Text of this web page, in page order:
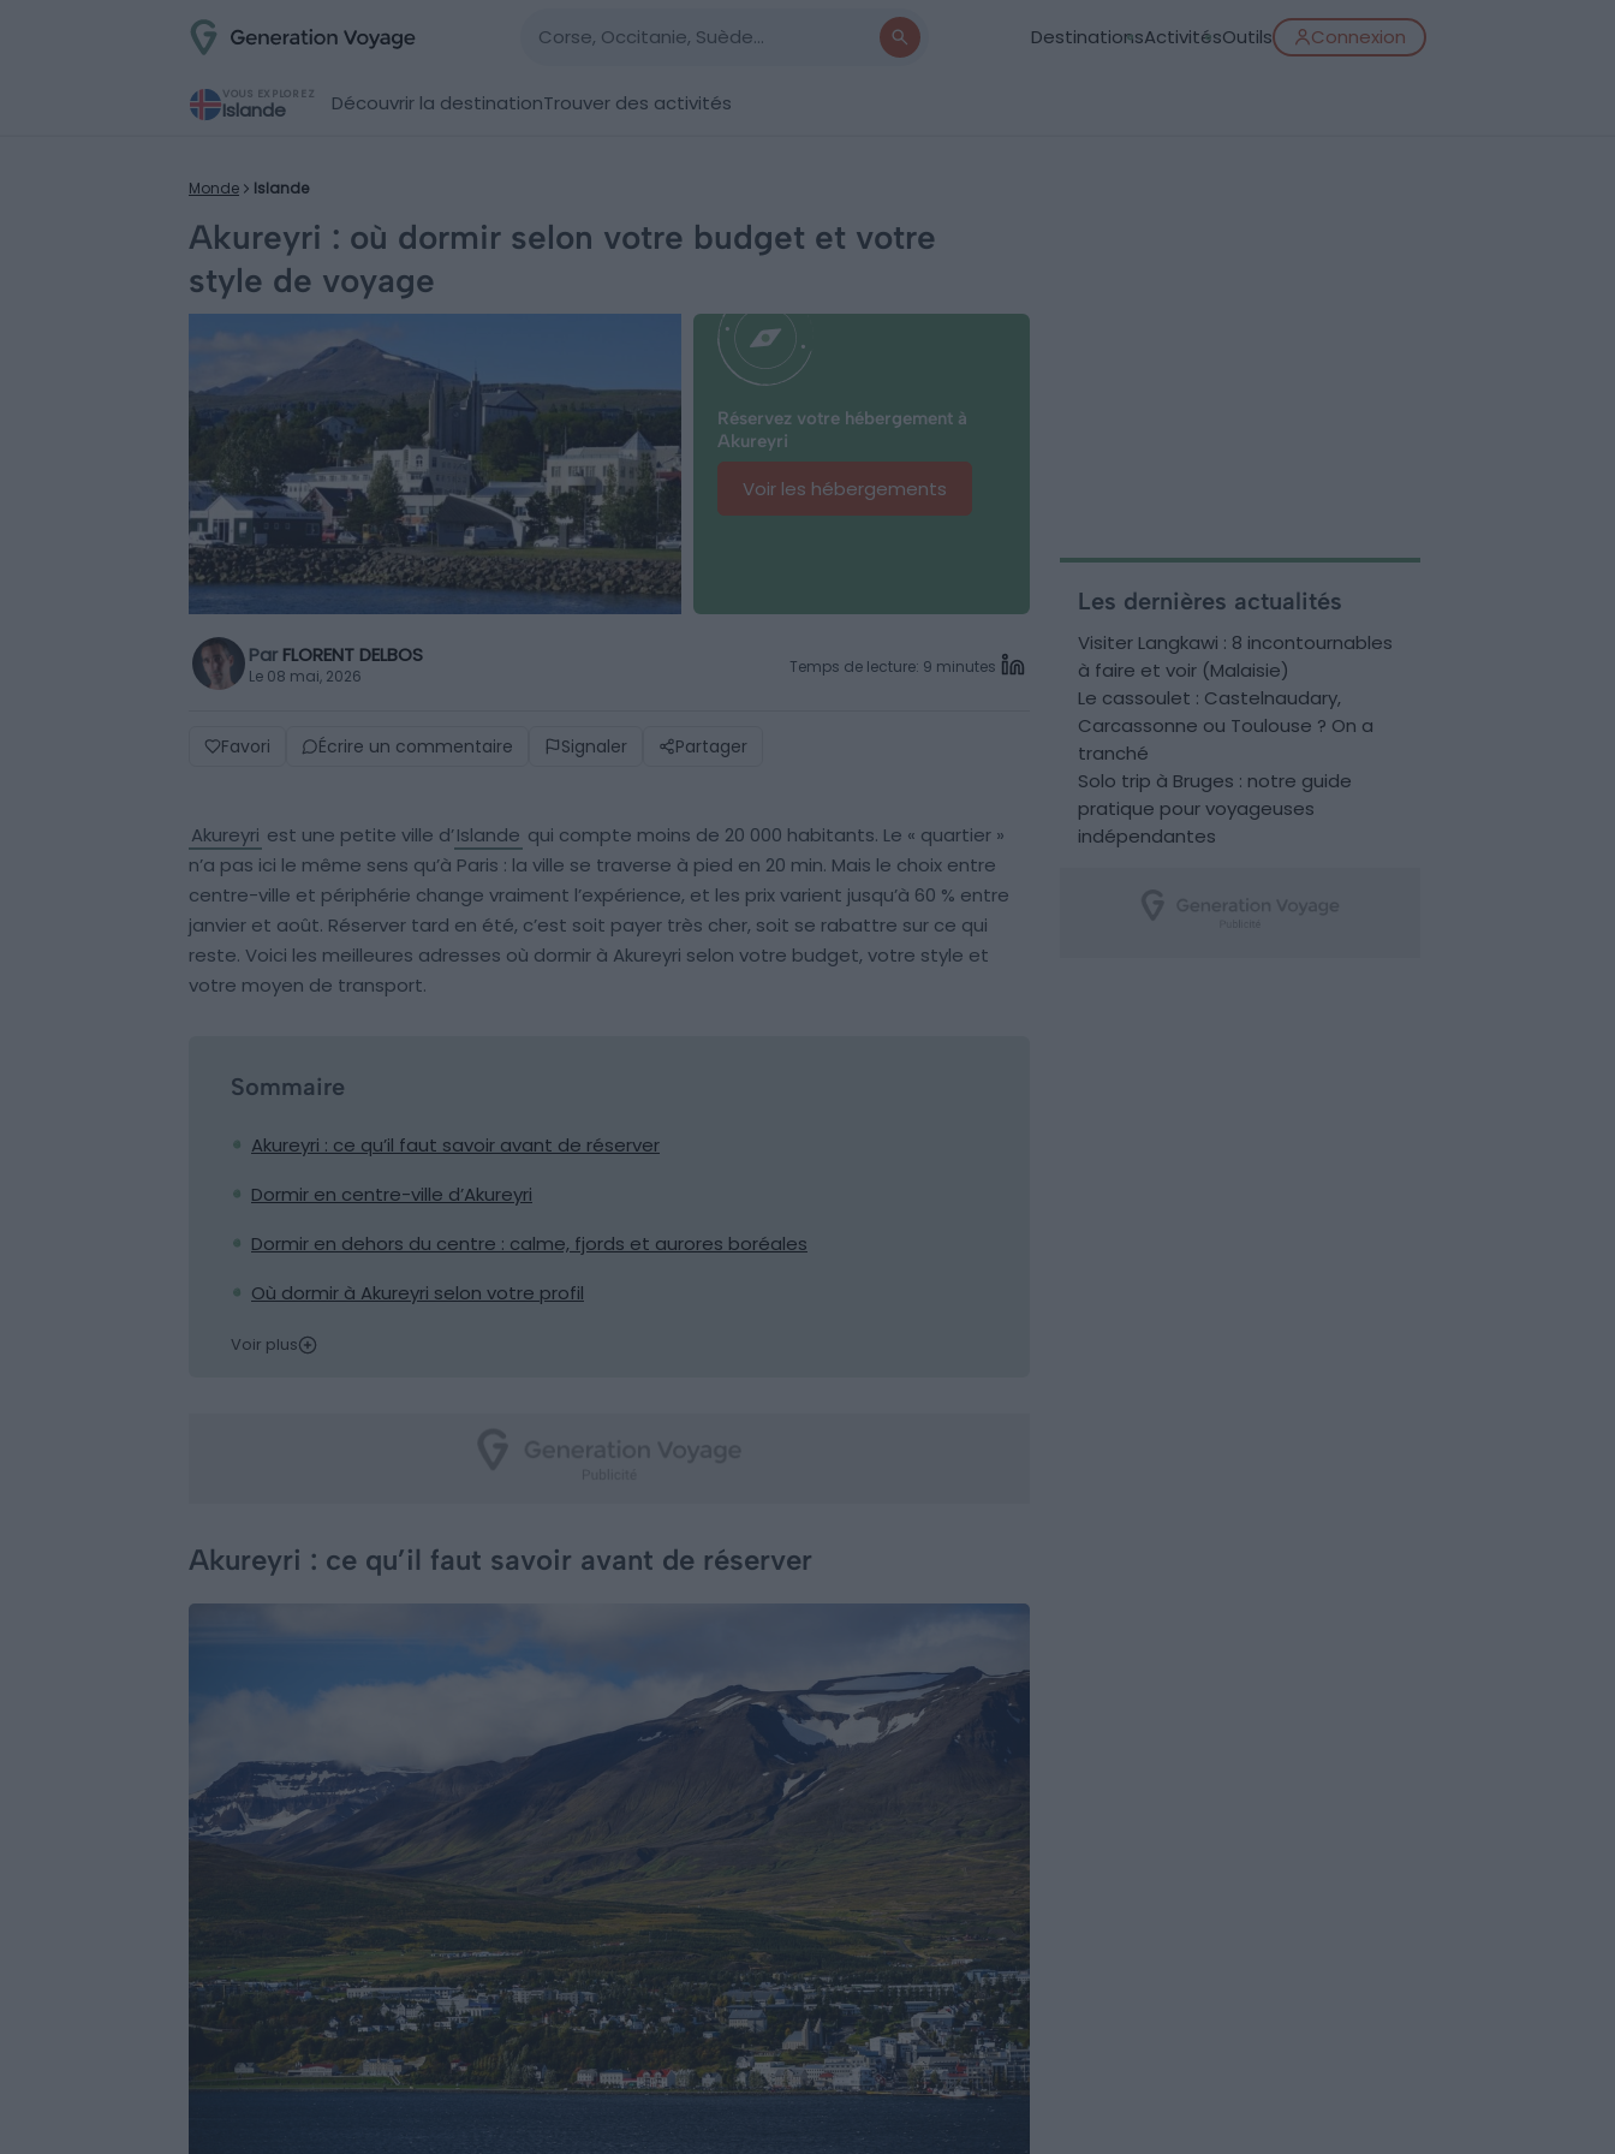
DestinationsActivitésOutils Connexion
VOUS EXPLOREZ
Islande Découvrir la destinationTrouver des activités
Monde Islande
Akureyri : où dormir selon votre budget et votre
style de voyage
Réservez votre hébergement à
Akureyri
Voir les hébergements
Par FLORENT DELBOS
Le 08 mai, 2026 Temps de lecture: 9 minutes
Favori Écrire un commentaire Signaler Partager
Akureyri est une petite ville d’Islande qui compte moins de 20 000 habitants. Le « quartier »
n’a pas ici le même sens qu’à Paris : la ville se traverse à pied en 20 min. Mais le choix entre
centre-ville et périphérie change vraiment l’expérience, et les prix varient jusqu’à 60 % entre
janvier et août. Réserver tard en été, c’est soit payer très cher, soit se rabattre sur ce qui
reste. Voici les meilleures adresses où dormir à Akureyri selon votre budget, votre style et
votre moyen de transport.
Sommaire
Akureyri : ce qu’il faut savoir avant de réserver
Dormir en centre-ville d’Akureyri
Dormir en dehors du centre : calme, fjords et aurores boréales
Où dormir à Akureyri selon votre profil
Voir plus
Akureyri : ce qu’il faut savoir avant de réserver
Les dernières actualités
Visiter Langkawi : 8 incontournables
à faire et voir (Malaisie)
Le cassoulet : Castelnaudary,
Carcassonne ou Toulouse ? On a
tranché
Solo trip à Bruges : notre guide
pratique pour voyageuses
indépendantes